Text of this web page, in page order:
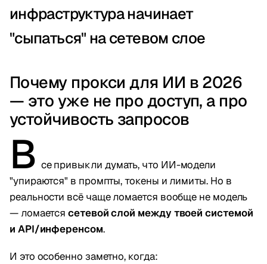
инфраструктура начинает
"сыпаться" на сетевом слое
Почему прокси для ИИ в 2026
— это уже не про доступ, а про
устойчивость запросов
В се привыкли думать, что ИИ-модели
"упираются" в промпты, токены и лимиты. Но в
реальности всё чаще ломается вообще не модель
— ломаетсясетевой слой между твоей системой
и API/инференсом.
И это особенно заметно, когда: